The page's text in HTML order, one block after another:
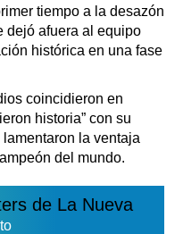
tiempo a la desazón
dejó afuera al equipo
histórica en una fase
coincidieron en
historia” con su
la ventaja
del mundo.
de La Nueva